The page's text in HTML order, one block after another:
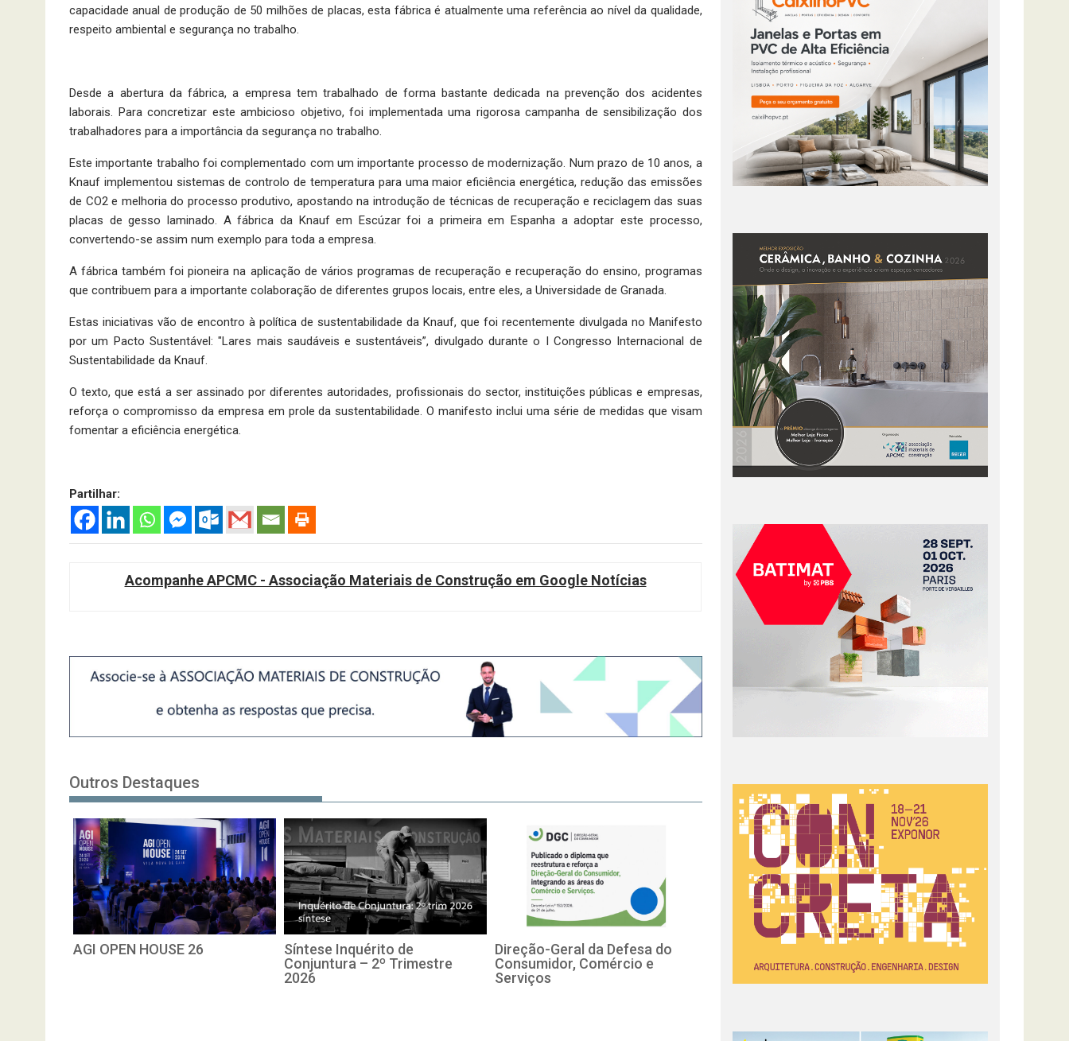
capacidade anual de produção de 50 milhões de placas, esta fábrica é atualmente uma referência ao nível da qualidade,
respeito ambiental e segurança no trabalho.
Desde a abertura da fábrica, a empresa tem trabalhado de forma bastante dedicada na prevenção dos acidentes
laborais. Para concretizar este ambicioso objetivo, foi implementada uma rigorosa campanha de sensibilização dos
trabalhadores para a importância da segurança no trabalho.
Este importante trabalho foi complementado com um importante processo de modernização. Num prazo de 10 anos, a
Knauf implementou sistemas de controlo de temperatura para uma maior eficiência energética, redução das emissões
de CO2 e melhoria do processo produtivo, apostando na introdução de técnicas de recuperação e reciclagem das suas
placas de gesso laminado. A fábrica da Knauf em Escúzar foi a primeira em Espanha a adoptar este processo,
convertendo-se assim num exemplo para toda a empresa.
A fábrica também foi pioneira na aplicação de vários programas de recuperação e recuperação do ensino, programas
que contribuem para a importante colaboração de diferentes grupos locais, entre eles, a Universidade de Granada.
Estas iniciativas vão de encontro à política de sustentabilidade da Knauf, que foi recentemente divulgada no Manifesto
por um Pacto Sustentável: "Lares mais saudáveis e sustentáveis”, divulgado durante o I Congresso Internacional de
Sustentabilidade da Knauf.
O texto, que está a ser assinado por diferentes autoridades, profissionais do sector, instituições públicas e empresas,
reforça o compromisso da empresa em prole da sustentabilidade. O manifesto inclui uma série de medidas que visam
fomentar a eficiência energética.
Partilhar:
Acompanhe APCMC - Associação Materiais de Construção em Google Notícias
Outros Destaques
AGI OPEN HOUSE 26
Síntese Inquérito de
Conjuntura – 2º Trimestre
2026
Direção-Geral da Defesa do
Consumidor, Comércio e
Serviços